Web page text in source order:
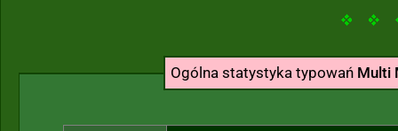
Ogólna statystyka typowań Multi